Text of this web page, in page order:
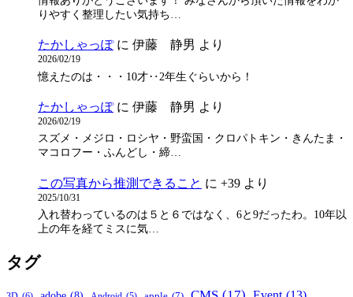
りやすく整理したい気持ち…
たかしゃっぽに 伊藤 静男 より
2026/02/19
憶えたのは・・・10才‥2年生ぐらいから！
たかしゃっぽに 伊藤 静男 より
2026/02/19
スズメ・メジロ・ロシヤ・野蛮国・クロパトキン・きんたま・
マコロフー・ふんどし・締…
この写真から推測できること に +39 より
2025/10/31
入れ替わっているのは５と６ではなく、6と9だったわ。10年以
上の年を経てミスに気…
タグ